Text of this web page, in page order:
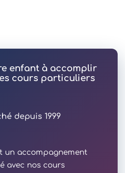
enfant à accomplir
cours particuliers
depuis 1999
un accompagnement
avec nos cours